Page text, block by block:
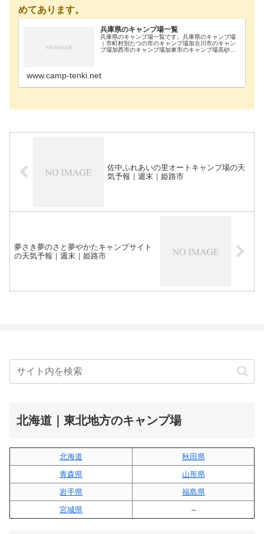
めてあります。
兵庫県のキャンプ場一覧
兵庫県のキャンプ場一覧です。兵庫県のキャンプ場
｜市町村別たつの市のキャンプ場加古川市のキャン
プ場加西市のキャンプ場加東市のキャンプ場高砂市
www.camp-tenki.net
佐中ふれあいの里オートキャンプ場の天
気予報｜週末｜姫路市
夢さき夢のさと夢やかたキャンプサイト
の天気予報｜週末｜姫路市
北海道｜東北地方のキャンプ場
北海道
秋田県
青森県
山形県
岩手県
福島県
宮城県
–